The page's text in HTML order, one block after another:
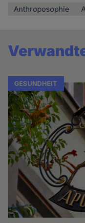
Anthroposophie
GESUNDHEIT